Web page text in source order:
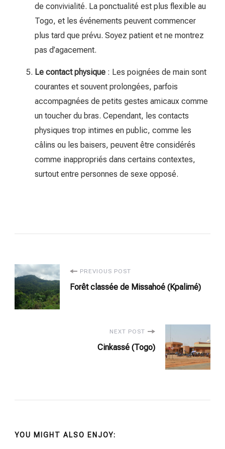
de convivialité. La ponctualité est plus flexible au
Togo, et les événements peuvent commencer
plus tard que prévu. Soyez patient et ne montrez
pas d’agacement.
Le contact physique : Les poignées de main sont
courantes et souvent prolongées, parfois
accompagnées de petits gestes amicaux comme
un toucher du bras. Cependant, les contacts
physiques trop intimes en public, comme les
câlins ou les baisers, peuvent être considérés
comme inappropriés dans certains contextes,
surtout entre personnes de sexe opposé.
Post
Navigation
PREVIOUS POST
Forêt classée de Missahoé (Kpalimé)
NEXT POST
Cinkassé (Togo)
YOU MIGHT ALSO ENJOY: